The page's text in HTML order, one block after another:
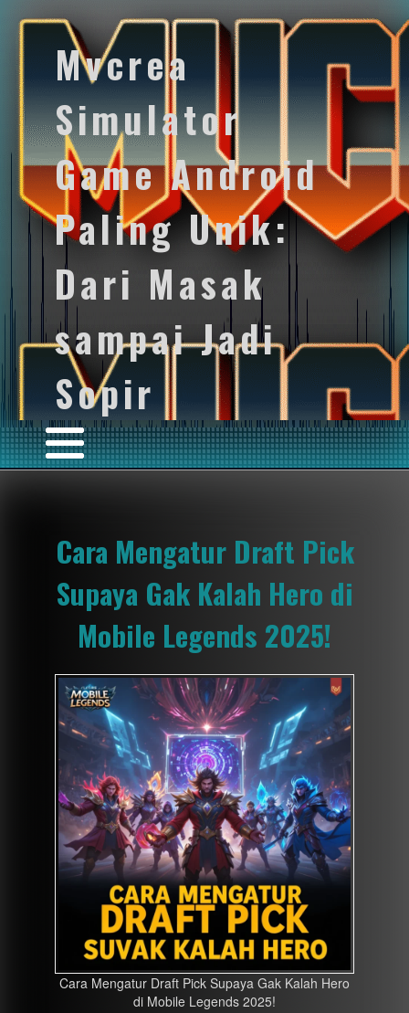
Mvcrea
Simulator
Game Android
Paling Unik:
Dari Masak
sampai Jadi
Sopir
Cara Mengatur Draft Pick
Supaya Gak Kalah Hero di
Mobile Legends 2025!
Cara Mengatur Draft Pick Supaya Gak Kalah Hero
di Mobile Legends 2025!